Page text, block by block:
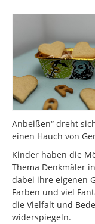
Anbeißen“ dreht
einen Hauch von
Kinder haben die
Thema Denkmäler
dabei ihre eigenen
Farben und viel
die Vielfalt und
widerspiegeln.